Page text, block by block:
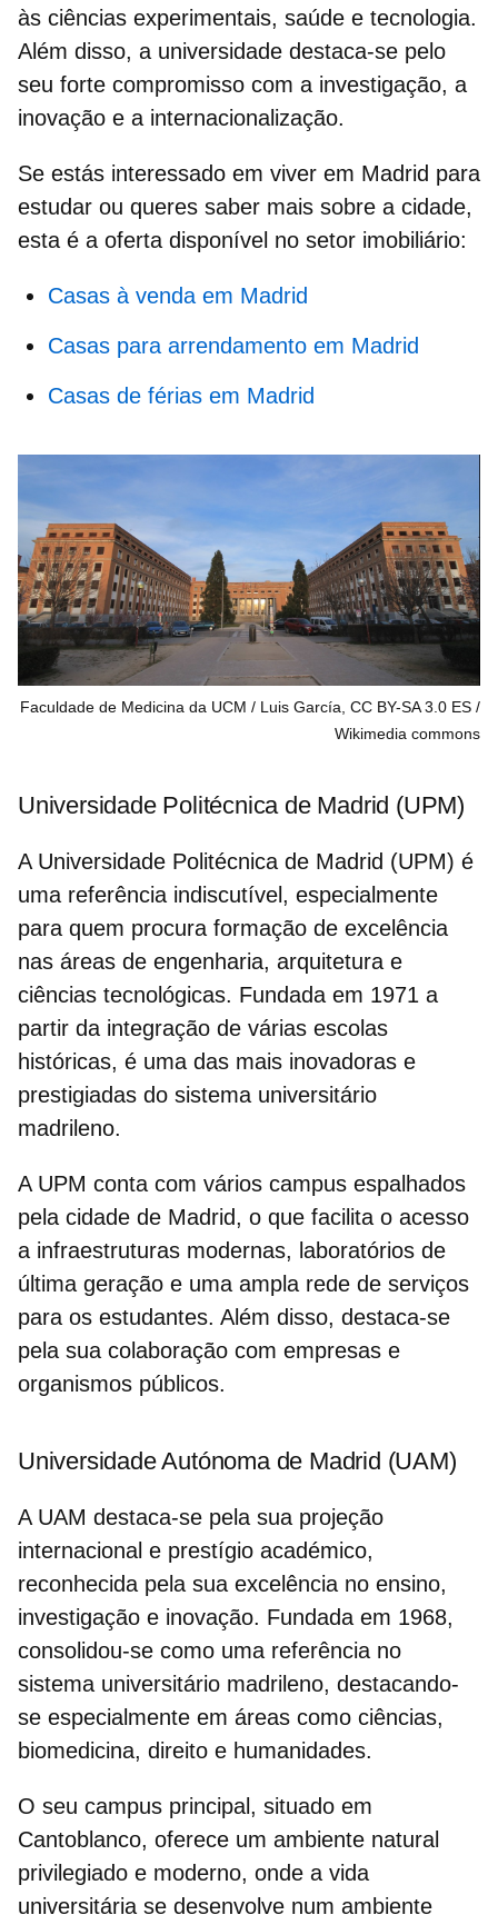
às ciências experimentais, saúde e tecnologia.
Além disso, a universidade destaca-se pelo
seu forte compromisso com a investigação, a
inovação e a internacionalização.
Se estás interessado em viver em Madrid para
estudar ou queres saber mais sobre a cidade,
esta é a oferta disponível no setor imobiliário:
Casas à venda em Madrid
Casas para arrendamento em Madrid
Casas de férias em Madrid
Faculdade de Medicina da UCM / Luis García, CC BY-SA 3.0 ES
Wikimedia commons
Universidade Politécnica de Madrid (UPM)
A Universidade Politécnica de Madrid (UPM) é
uma referência indiscutível, especialmente
para quem procura formação de excelência
nas áreas de engenharia, arquitetura e
ciências tecnológicas. Fundada em 1971 a
partir da integração de várias escolas
históricas, é uma das mais inovadoras e
prestigiadas do sistema universitário
madrileno.
A UPM conta com vários campus espalhados
pela cidade de Madrid, o que facilita o acesso
a infraestruturas modernas, laboratórios de
última geração e uma ampla rede de serviços
para os estudantes. Além disso, destaca-se
pela sua colaboração com empresas e
organismos públicos.
Universidade Autónoma de Madrid (UAM)
A UAM destaca-se pela sua projeção
internacional e prestígio académico,
reconhecida pela sua excelência no ensino,
investigação e inovação. Fundada em 1968,
consolidou-se como uma referência no
sistema universitário madrileno, destacando-
se especialmente em áreas como ciências,
biomedicina, direito e humanidades.
O seu campus principal, situado em
Cantoblanco, oferece um ambiente natural
privilegiado e moderno, onde a vida
universitária se desenvolve num ambiente